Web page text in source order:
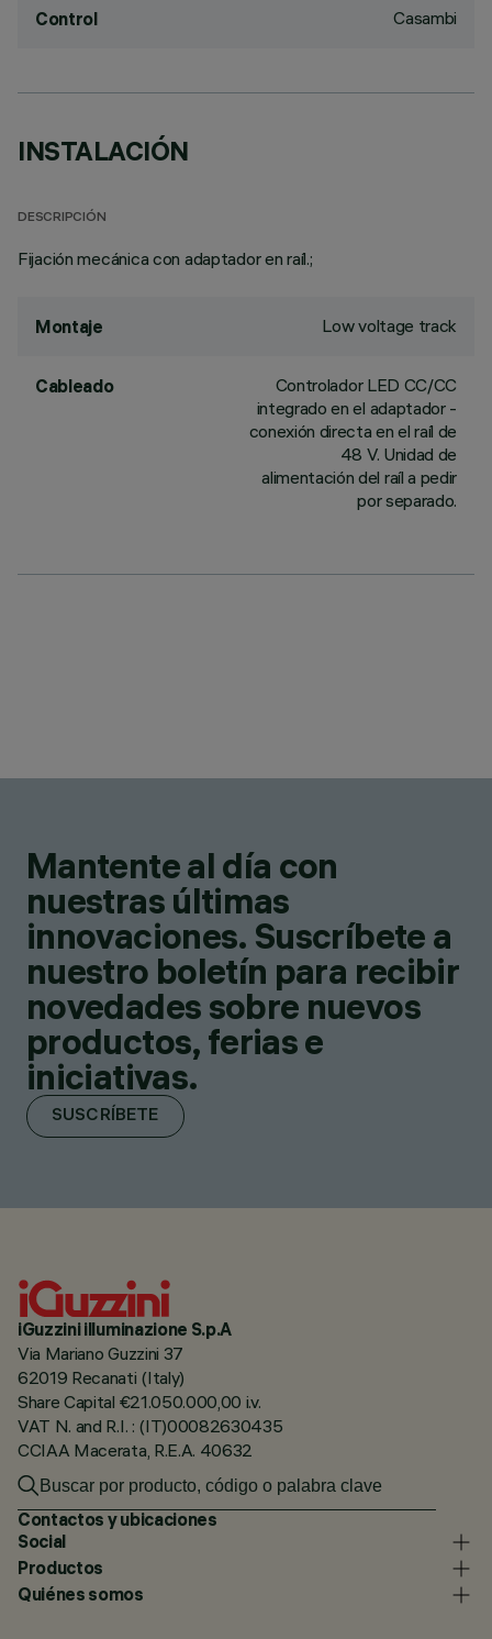
Control Casambi
INSTALACIÓN
DESCRIPCIÓN
Fijación mecánica con adaptador en raíl.;
Montaje Low voltage track
Cableado
Controlador LED CC/CC
integrado en el adaptador -
conexión directa en el raíl de
48 V. Unidad de
alimentación del raíl a pedir
por separado.
Mantente al día con
nuestras últimas
innovaciones. Suscríbete a
nuestro boletín para recibir
novedades sobre nuevos
productos, ferias e
iniciativas.
SUSCRÍBETE
iGuzzini illuminazione S.p.A
Via Mariano Guzzini 37
62019 Recanati (Italy)
Share Capital €21.050.000,00 i.v.
VAT N. and R.I. : (IT)00082630435
CCIAA Macerata, R.E.A. 40632
Contactos y ubicaciones
Social
Productos
Quiénes somos